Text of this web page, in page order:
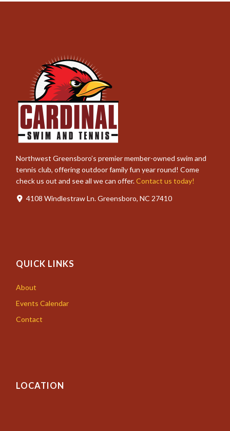
Northwest Greensboro’s premier member-owned swim and
tennis club, offering outdoor family fun year round! Come
check us out and see all we can offer.Contact us today!
4108 Windlestraw Ln. Greensboro, NC 27410
QUICK LINKS
About
Events Calendar
Contact
LOCATION